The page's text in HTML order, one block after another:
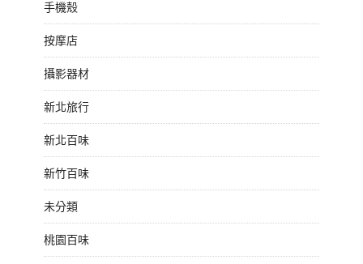
手機殼
按摩店
攝影器材
新北旅行
新北百味
新竹百味
未分類
桃園百味